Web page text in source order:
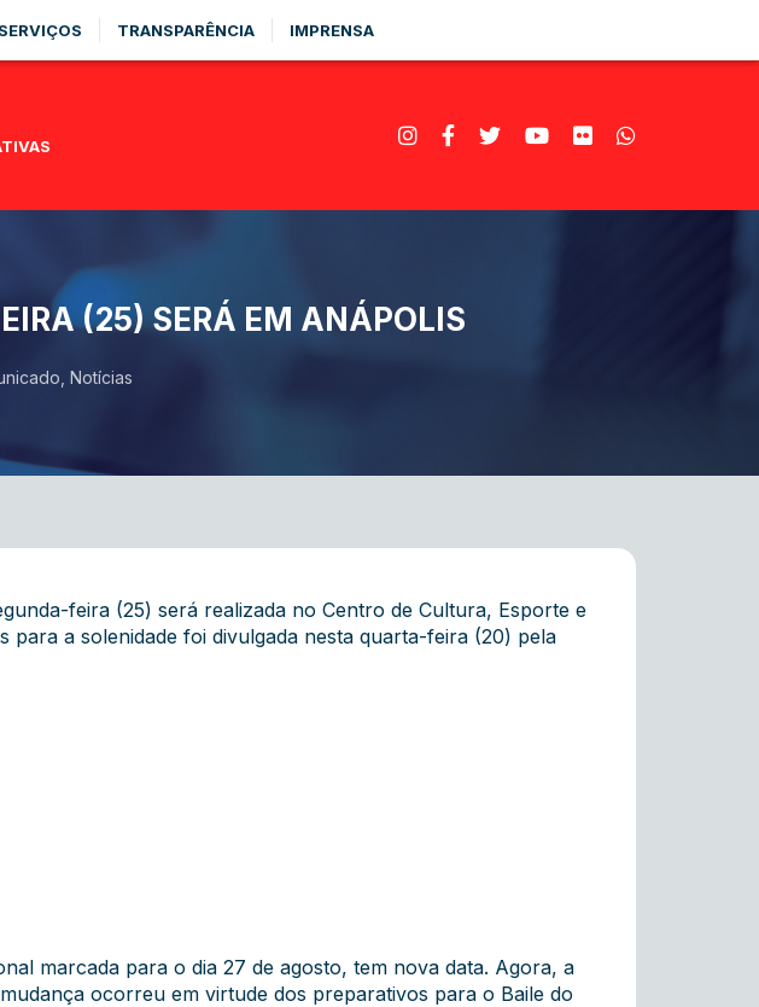
SERVIÇOS TRANSPARÊNCIA IMPRENSA
(25) SERÁ EM ANÁPOLIS
Notícias
feira (25) será realizada no Centro de Cultura, Esporte e
para a solenidade foi divulgada nesta quarta-feira (20) pela
marcada para o dia 27 de agosto, tem nova data. Agora, a
ocorreu em virtude dos preparativos para o Baile do